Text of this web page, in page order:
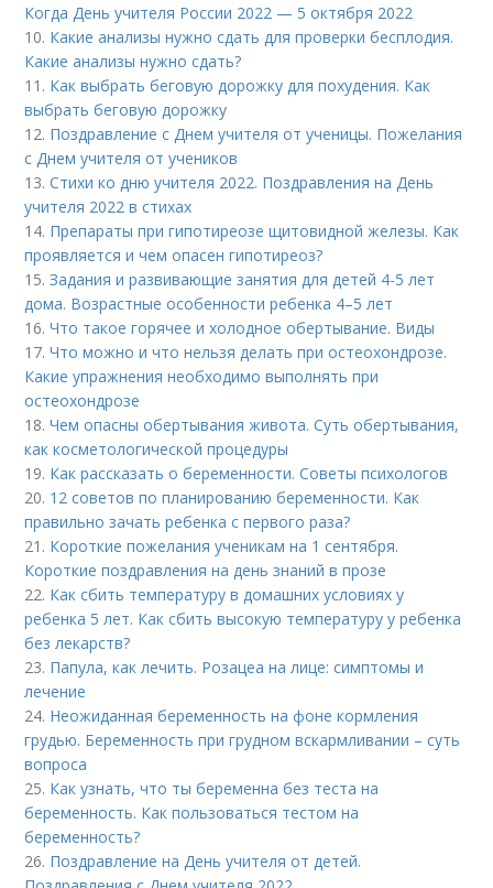
Когда День учителя России 2022 — 5 октября 2022
10. Какие анализы нужно сдать для проверки бесплодия.
Какие анализы нужно сдать?
11. Как выбрать беговую дорожку для похудения. Как
выбрать беговую дорожку
12. Поздравление с Днем учителя от ученицы. Пожелания
с Днем учителя от учеников
13.Стихи ко дню учителя 2022. Поздравления на День
учителя 2022 в стихах
14. Препараты при гипотиреозе щитовидной железы. Как
проявляется и чем опасен гипотиреоз?
15.Задания и развивающие занятия для детей 4-5 лет
дома. Возрастные особенности ребенка 4–5 лет
16.Что такое горячее и холодное обертывание. Виды
17.Что можно и что нельзя делать при остеохондрозе.
Какие упражнения необходимо выполнять при
остеохондрозе
18.Чем опасны обертывания живота. Суть обертывания,
как косметологической процедуры
19. Как рассказать о беременности. Советы психологов
20. 12 советов по планированию беременности. Как
правильно зачать ребенка с первого раза?
21. Короткие пожелания ученикам на 1 сентября.
Короткие поздравления на день знаний в прозе
22. Как сбить температуру в домашних условиях у
ребенка 5 лет. Как сбить высокую температуру у ребенка
без лекарств?
23. Папула, как лечить. Розацеа на лице: симптомы и
лечение
24. Неожиданная беременность на фоне кормления
грудью. Беременность при грудном вскармливании – суть
вопроса
25. Как узнать, что ты беременна без теста на
беременность. Как пользоваться тестом на
беременность?
26. Поздравление на День учителя от детей.